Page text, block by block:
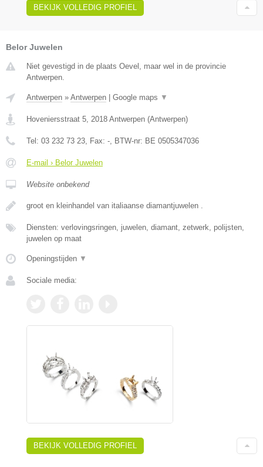
BEKIJK VOLLEDIG PROFIEL
Belor Juwelen
Niet gevestigd in de plaats Oevel, maar wel in de provincie
Antwerpen.
Antwerpen » Antwerpen Google maps ▼
Hoveniersstraat 5, 2018 Antwerpen (Antwerpen)
Tel: 03 232 73 23, Fax: -, BTW-nr: BE 0505347036
E-mail › Belor Juwelen
Website onbekend
groot en kleinhandel van italiaanse diamantjuwelen .
Diensten: verlovingsringen, juwelen, diamant, zetwerk, polijsten,
juwelen op maat
Openingstijden ▼
Sociale media:
BEKIJK VOLLEDIG PROFIEL